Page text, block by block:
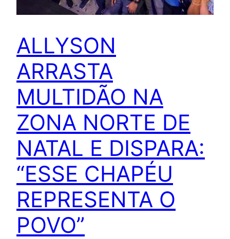
ALLYSON
ARRASTA
MULTIDÃO NA
ZONA NORTE DE
NATAL E DISPARA:
“ESSE CHAPÉU
REPRESENTA O
POVO”